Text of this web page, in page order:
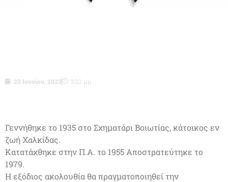
23 Ιουνίου, 2023 3:22 μμ
Γεννήθηκε το 1935 στο Σχηματάρι Βοιωτίας, κάτοικος εν
ζωή Χαλκίδας.
Κατατάχθηκε στην Π.Α. το 1955 Αποστρατεύτηκε το
1979.
Η εξόδιος ακολουθία θα πραγματοποιηθεί την